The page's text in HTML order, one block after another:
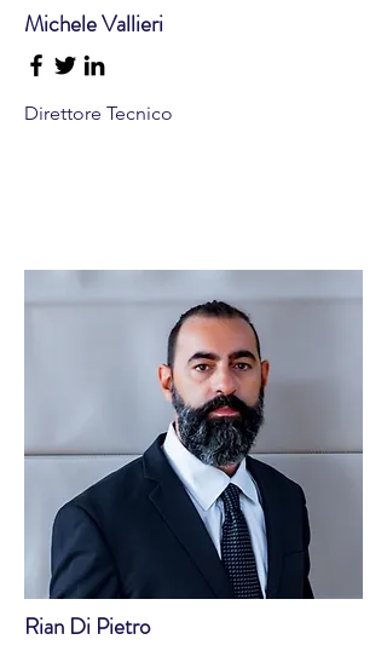
Michele Vallieri
Direttore Tecnico
Rian Di Pietro